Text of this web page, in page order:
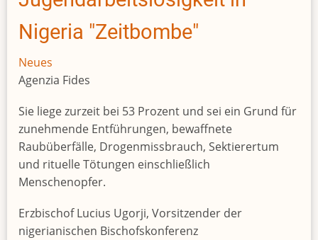
Nigeria "Zeitbombe"
Neues
Agenzia Fides
Sie liege zurzeit bei 53 Prozent und sei ein Grund für
zunehmende Entführungen, bewaffnete
Raubüberfälle, Drogenmissbrauch, Sektierertum
und rituelle Tötungen einschließlich
Menschenopfer.
Erzbischof Lucius Ugorji, Vorsitzender der
nigerianischen Bischofskonferenz